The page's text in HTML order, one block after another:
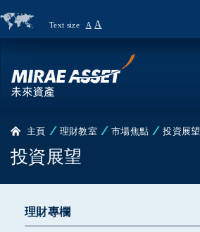
Text size A A
主頁 理財教室 市場焦點 投資展望
投資展望
理財專欄